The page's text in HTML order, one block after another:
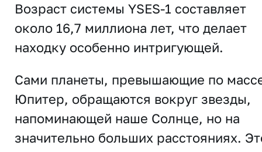
Возраст системы YSES-1 составляет
около 16,7 миллиона лет, что делает
находку особенно интригующей.
Сами планеты, превышающие по
Юпитер, обращаются вокруг звезды,
напоминающей наше Солнце, но на
значительно больших расстояниях.